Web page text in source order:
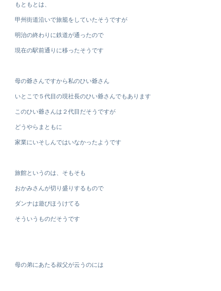
もともとは、
甲州街道沿いで旅籠をしていたそうですが
明治の終わりに鉄道が通ったので
現在の駅前通りに移ったそうです
母の爺さんですから私のひい爺さん
いとこで５代目の現社長のひい爺さんでもあります
このひい爺さんは２代目だそうですが
どうやらまともに
家業にいそしんではいなかったようです
旅館というのは、そもそも
おかみさんが切り盛りするもので
ダンナは遊びほうけてる
そういうものだそうです
母の弟にあたる叔父が云うのには